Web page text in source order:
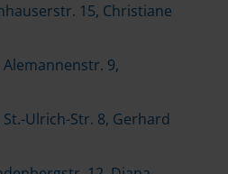
15, Christiane
9,
Ulrich-Str. 8, Gerhard